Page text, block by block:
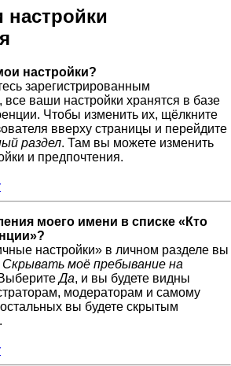
настройки?
зарегистрированным
все ваши настройки хранятся в базе
Чтобы изменить их, щёлкните
вверху страницы и перейдите
раздел. Там вы можете изменить
и предпочтения.
моего имени в списке «Кто
настройки» в личном разделе вы
Скрывать моё пребывание на
Да, и вы будете видны
модераторам и самому
вы будете скрытым